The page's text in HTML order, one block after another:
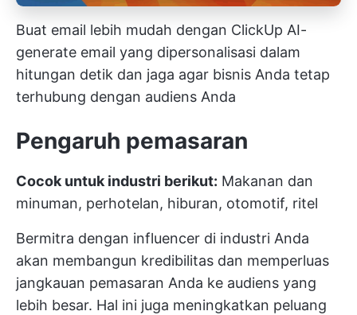
Buat email lebih mudah dengan ClickUp AI-
generate email yang dipersonalisasi dalam
hitungan detik dan jaga agar bisnis Anda tetap
terhubung dengan audiens Anda
Pengaruh pemasaran
Cocok untuk industri berikut: Makanan dan
minuman, perhotelan, hiburan, otomotif, ritel
Bermitra dengan influencer di industri Anda
akan membangun kredibilitas dan memperluas
jangkauan pemasaran Anda ke audiens yang
lebih besar. Hal ini juga meningkatkan peluang